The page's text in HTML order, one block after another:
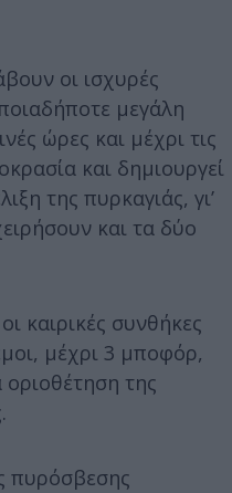
οι ισχυρές
μεγάλη
ώρες και μέχρι τις
και δημιουργεί
της πυρκαγιάς, γι’
και τα δύο
καιρικές συνθήκες
μέχρι 3 μποφόρ,
οριοθέτηση της
πυρόσβεσης